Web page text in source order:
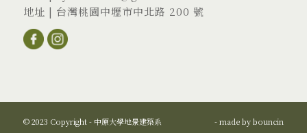
地址 | 台灣桃園中壢市中北路 200 號
© 2023 Copyright - 中原大學地景建築系 - made bybouncin